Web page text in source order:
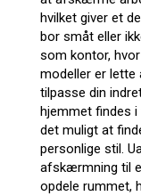
hvilket giver et
bor småt eller
som kontor,
modeller er lette
tilpasse din
hjemmet findes
det muligt at
personlige stil.
afskærmning til
opdele rummet,